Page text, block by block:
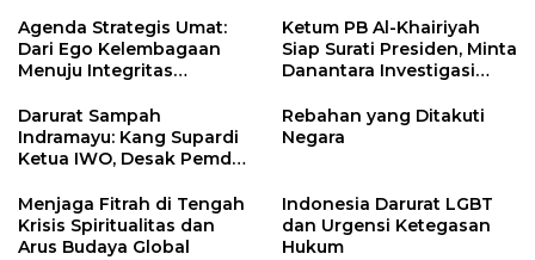
Ketahanan Pesisir
Indramayu melalui Aksi
Nyata dan Inovasi
Berkelanjutan
Agenda Strategis Umat:
Dari Ego Kelembagaan
Menuju Integritas
Ketum PB Al-Khairiyah
Siap Surati Presiden, Minta
Danantara Investigasi
Darurat Sampah
Indramayu: Kang Supardi
Ketua IWO, Desak Pemda
demi Bekuk Pembuang
Sampah Liar!
Rebahan yang Ditakuti
Negara
Menjaga Fitrah di Tengah
Krisis Spiritualitas dan
Arus Budaya Global
Indonesia Darurat LGBT
dan Urgensi Ketegasan
Hukum